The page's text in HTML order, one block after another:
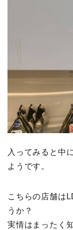
入ってみると中
ようです。
こちらの店舗は
うか？
実情はまったく